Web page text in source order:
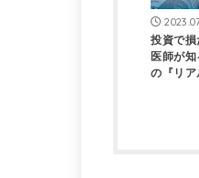
投資で
医師が
の『リア